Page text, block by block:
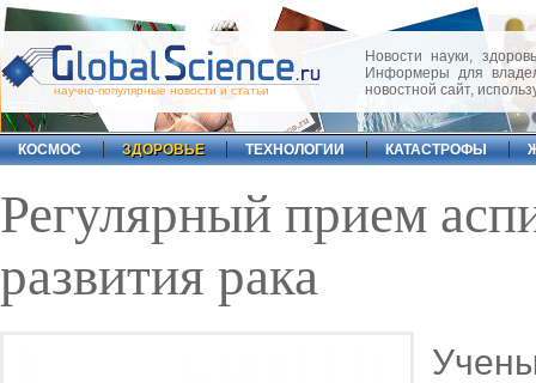
научно-популярные новости и статьи
Новости науки,
Информеры для
новостной сайт,
КОСМОС ЗДОРОВЬЕ ТЕХНОЛОГИИ КАТАСТРОФЫ
Регулярный прием
развития рака